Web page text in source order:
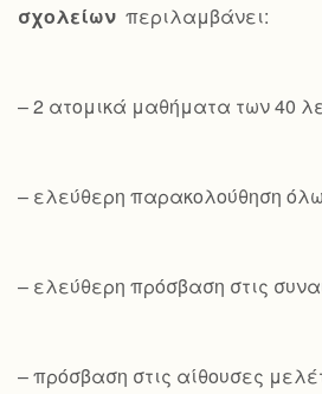
σχολείων περιλαμβάνει:
– 2 ατομικά μαθήματα των 40
– ελεύθερη παρακολούθηση
– ελεύθερη πρόσβαση στις
– πρόσβαση στις αίθουσες